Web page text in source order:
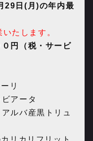
29日(月)の年内最
たします。
０円（税・サービ
リ
アータ
ルバ産黒トリュ